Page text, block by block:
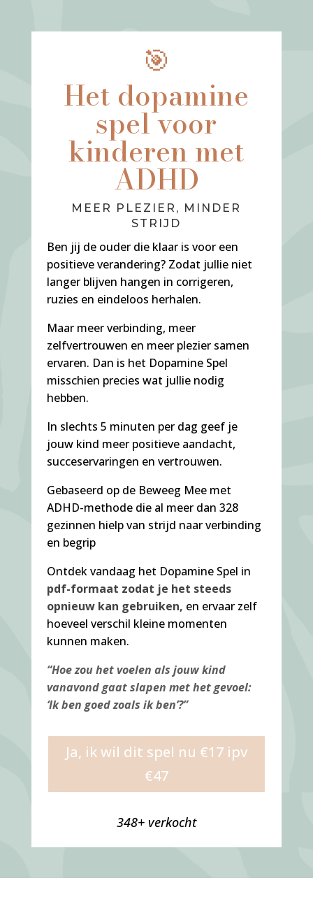
🎯
Het dopamine
spel voor
kinderen met
ADHD
MEER PLEZIER, MINDER
STRIJD
Ben jij de ouder die klaar is voor een
positieve verandering? Zodat jullie niet
langer blijven hangen in corrigeren,
ruzies en eindeloos herhalen.
Maar meer verbinding, meer
zelfvertrouwen en meer plezier samen
ervaren. Dan is het Dopamine Spel
misschien precies wat jullie nodig
hebben.
In slechts 5 minuten per dag geef je
jouw kind meer positieve aandacht,
succeservaringen en vertrouwen.
Gebaseerd op de Beweeg Mee met
ADHD-methode die al meer dan 328
gezinnen hielp van strijd naar verbinding
en begrip
Ontdek vandaag het Dopamine Spel in
pdf-formaat zodat je het steeds
opnieuw kan gebruiken, en ervaar zelf
hoeveel verschil kleine momenten
kunnen maken.
“Hoe zou het voelen als jouw kind
vanavond gaat slapen met het gevoel:
‘Ik ben goed zoals ik ben’?”
Ja, ik wil dit spel nu €17 ipv
€47
348+ verkocht